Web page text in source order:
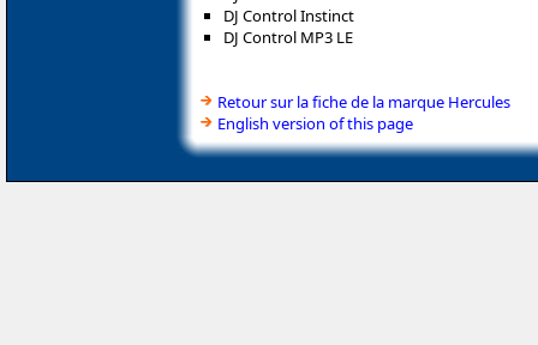
DJ Control Instinct
DJ Control MP3 LE
Retour sur la fiche de la marque Hercules
English version of this page